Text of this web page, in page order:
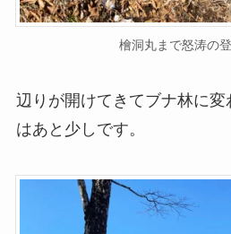
檜洞丸まで怒涛の
辺りが開けてきてブナ林に
はあと少しです。